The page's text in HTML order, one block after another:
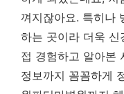
껴지잖아요. 특히나
하는 곳이라 더욱 신
접 경험하고 알아본
정보까지 꼼꼼하게